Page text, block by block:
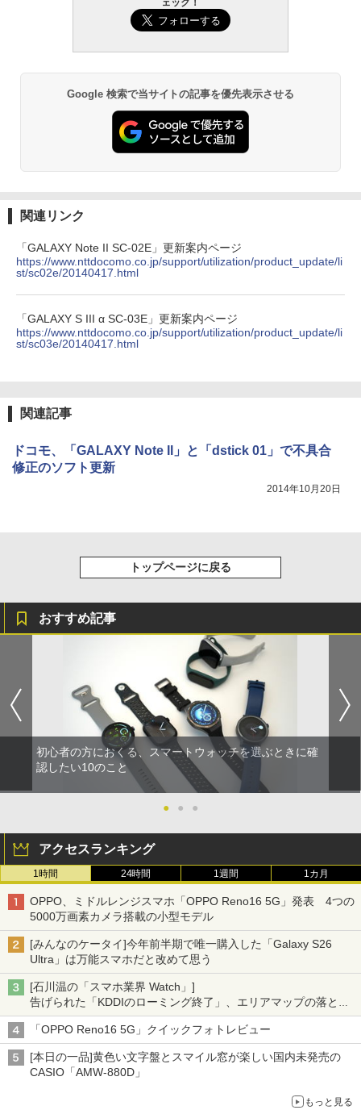
ェック！
Google 検索で当サイトの記事を優先表示させる
関連リンク
「GALAXY Note II SC-02E」更新案内ページ
https://www.nttdocomo.co.jp/support/utilization/product_update/li
st/sc02e/20140417.html
「GALAXY S III α SC-03E」更新案内ページ
https://www.nttdocomo.co.jp/support/utilization/product_update/li
st/sc03e/20140417.html
関連記事
ドコモ、「GALAXY Note II」と「dstick 01」で不具合
修正のソフト更新
2014年10月20日
トップページに戻る
おすすめ記事
初心者の方におくる、スマートウォッチを選ぶときに確
認したい10のこと
● ● ●
アクセスランキング
1時間 24時間 1週間 1カ月
OPPO、ミドルレンジスマホ「OPPO Reno16 5G」発表 4つの
5000万画素カメラ搭載の小型モデル
[みんなのケータイ]今年前半期で唯一購入した「Galaxy S26
Ultra」は万能スマホだと改めて思う
[石川温の「スマホ業界 Watch」]
告げられた「KDDIのローミング終了」、エリアマップの落とし
穴と楽天モバイルの課題
「OPPO Reno16 5G」クイックフォトレビュー
[本日の一品]黄色い文字盤とスマイル窓が楽しい国内未発売の
CASIO「AMW-880D」
もっと見る